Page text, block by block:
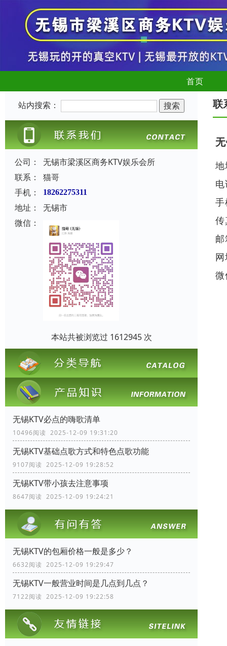
首页
站内搜索：
公司：
无锡市梁溪区商务KTV娱乐会所
联系：
猫哥
手机：
18262275311
地址：
无锡市
微信：
本站共被浏览过 1612945 次
无锡KTV必点的嗨歌清单
10496阅读 2025-12-09 19:31:20
无锡KTV基础点歌方式和特色点歌功能
9107阅读 2025-12-09 19:28:52
无锡KTV带小孩去注意事项
8647阅读 2025-12-09 19:24:21
无锡KTV的包厢价格一般是多少？
6632阅读 2025-12-09 19:29:47
无锡KTV一般营业时间是几点到几点？
7122阅读 2025-12-09 19:22:58
联